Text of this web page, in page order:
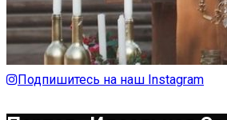
Подпишитесь на наш Instagram